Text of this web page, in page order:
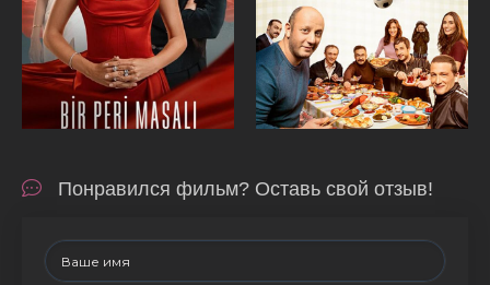
Понравился фильм? Оставь свой отзыв!